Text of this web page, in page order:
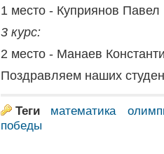
1 место - Куприянов Павел
3 курс:
2 место - Манаев
Поздравляем наших
Теги математика
победы